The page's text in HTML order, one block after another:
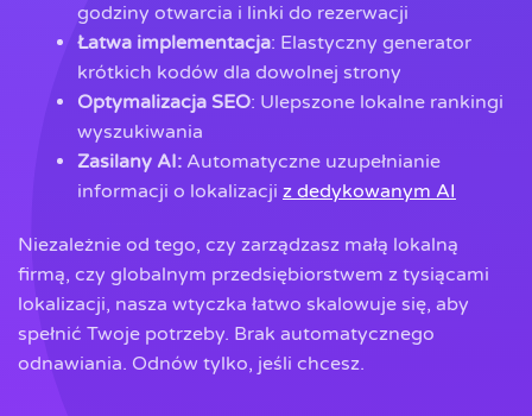
godziny otwarcia i linki do rezerwacji
Łatwa implementacja: Elastyczny generator
krótkich kodów dla dowolnej strony
Optymalizacja SEO: Ulepszone lokalne rankingi
wyszukiwania
Zasilany AI: Automatyczne uzupełnianie
informacji o lokalizacji z dedykowanym AI
Niezależnie od tego, czy zarządzasz małą lokalną
firmą, czy globalnym przedsiębiorstwem z tysiącami
lokalizacji, nasza wtyczka łatwo skalowuje się, aby
spełnić Twoje potrzeby. Brak automatycznego
odnawiania. Odnów tylko, jeśli chcesz.